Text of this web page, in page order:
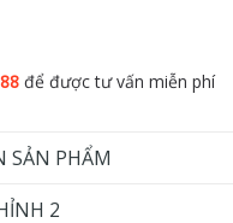
để được tư vấn miễn phí
SẢN PHẨM
2